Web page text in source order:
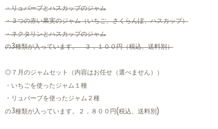
・リュバーブとハスカップのジャム
・３つの赤い果実のジャム（いちご、さくらんぼ、ハスカップ）
・ネクタリンとハスカップのジャム
の3種類が入っています。 ３，１００円（税込、送料別）
◎７月のジャムセット（内容はお任せ（選べません））
・いちごを使ったジャム１種
・リュバーブを使ったジャム２種
の3種類が入っています。２，８００円(税込、送料別)